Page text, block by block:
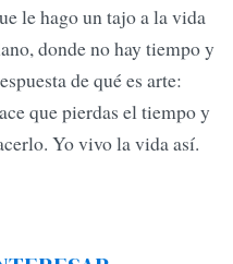
le hago un tajo a la vida
donde no hay tiempo y
de qué es arte:
que pierdas el tiempo y
Yo vivo la vida así.